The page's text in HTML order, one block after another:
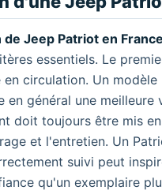
Jeep Patriot en France
essentiels. Le
en circulation. Un modèle
en général une meilleure
doit toujours être mis
et l'entretien. Un
suivi peut
qu'un exemplaire